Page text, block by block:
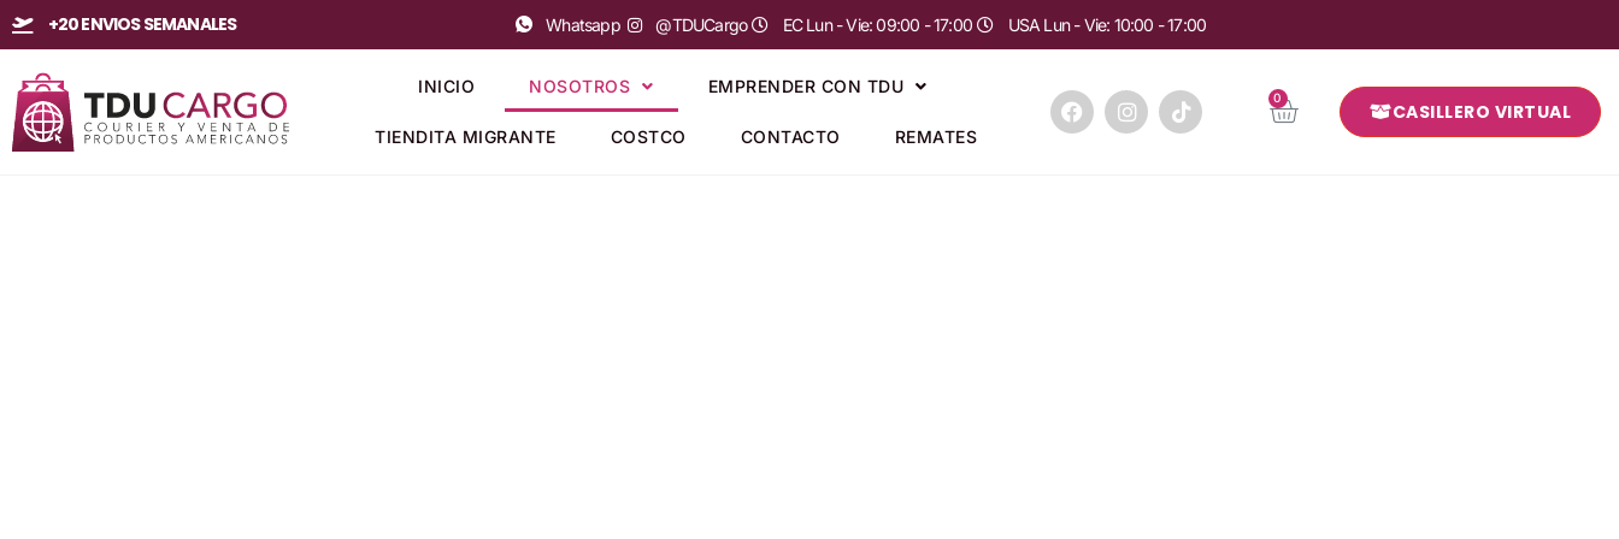
+20 ENVIOS SEMANALES Whatsapp @TDUCargo EC Lun - Vie: 09:00 - 17:00 USA Lun - Vie: 10:00 - 17:00
INICIO NOSOTROS EMPRENDER CON TDU
TIENDITA MIGRANTE COSTCO CONTACTO REMATES
0
CASILLERO VIRTUAL